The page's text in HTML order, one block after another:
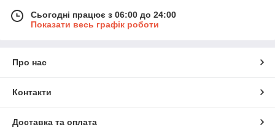
Сьогодні працює з 06:00 до 24:00
Показати весь графік роботи
Про нас
Контакти
Доставка та оплата